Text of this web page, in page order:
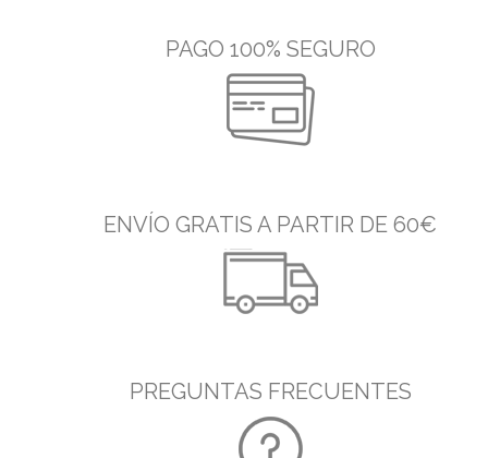
PAGO 100% SEGURO
ENVÍO GRATIS A PARTIR DE 60€
PREGUNTAS FRECUENTES